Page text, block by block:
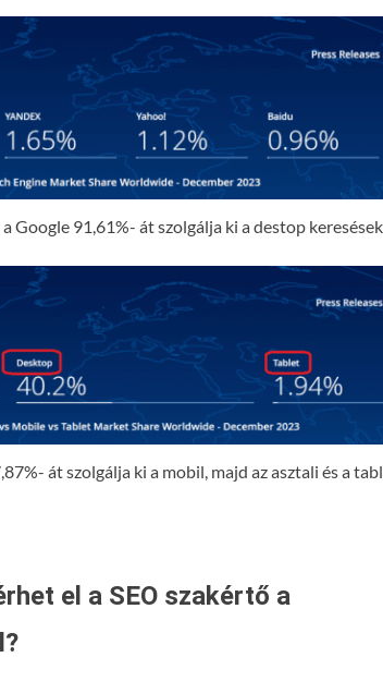
Google 91,61%- át szolgálja ki a destop keresések
át szolgálja ki a mobil, majd az asztali és a
el a SEO szakértő a